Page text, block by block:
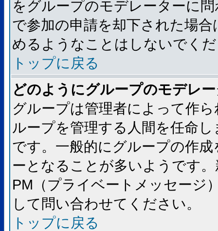
をグループのモデレーターに
で参加の申請を却下された場
めるようなことはしないでく
トップに戻る
どのようにグループのモデレ
グループは管理者によって作
ループを管理する人間を任命
です。一般的にグループの作
ーとなることが多いようです
PM（プライベートメッセージ
して問い合わせてください。
トップに戻る